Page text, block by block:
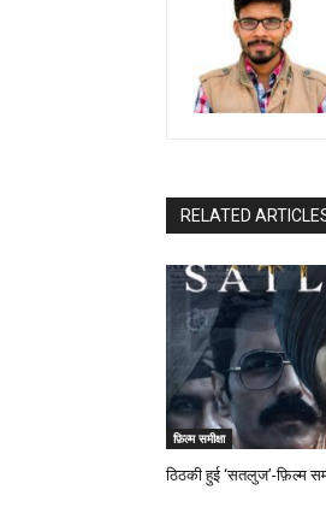
RELATED
फ़िल्म समीक्षा
ठिठकी हुई ‘सतलुज’-फ़िल्म